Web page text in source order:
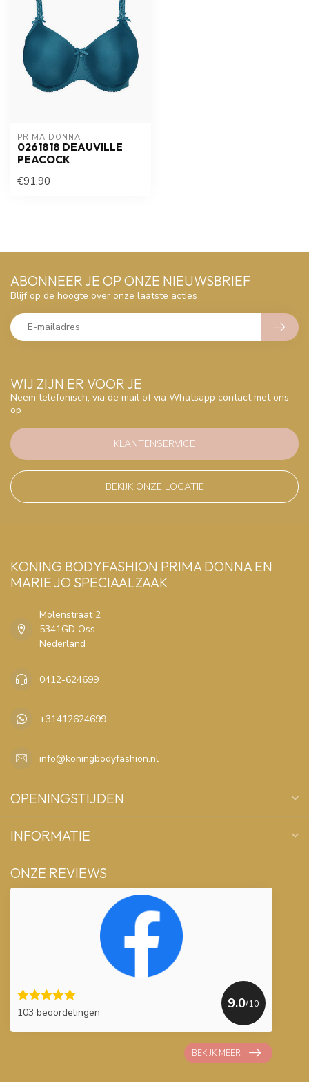
PRIMA DONNA
0261818 DEAUVILLE
PEACOCK
€91,90
WIJ ZIJN ER VOOR JE
Neem telefonisch, via de mail of via Whatsapp contact met ons
op
KLANTENSERVICE
BEKIJK ONZE LOCATIE
ABONNEER JE OP ONZE NIEUWSBRIEF
Blijf op de hoogte over onze laatste acties
KONING BODYFASHION PRIMA DONNA EN
MARIE JO SPECIAALZAAK
Molenstraat 2
5341GD Oss
Nederland
0412-624699
+31412624699
info@koningbodyfashion.nl
OPENINGSTIJDEN
INFORMATIE
ONZE REVIEWS
103 beoordelingen
9.0/10
BEKIJK MEER